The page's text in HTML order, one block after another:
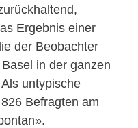
Ergebnis einer
der Beobachter
in der ganzen
untypische
Befragten am